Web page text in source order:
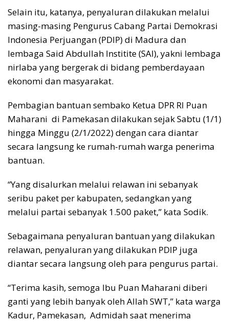
Selain itu, katanya, penyaluran dilakukan melalui
masing-masing Pengurus Cabang Partai Demokrasi
Indonesia Perjuangan (PDIP) di Madura dan
lembaga Said Abdullah Institite (SAI), yakni lembaga
nirlaba yang bergerak di bidang pemberdayaan
ekonomi dan masyarakat.
Pembagian bantuan sembako Ketua DPR RI Puan
Maharani di Pamekasan dilakukan sejak Sabtu (1/1)
hingga Minggu (2/1/2022) dengan cara diantar
secara langsung ke rumah-rumah warga penerima
bantuan.
“Yang disalurkan melalui relawan ini sebanyak
seribu paket per kabupaten, sedangkan yang
melalui partai sebanyak 1.500 paket,” kata Sodik.
Sebagaimana penyaluran bantuan yang dilakukan
relawan, penyaluran yang dilakukan PDIP juga
diantar secara langsung oleh para pengurus partai.
“Terima kasih, semoga Ibu Puan Maharani diberi
ganti yang lebih banyak oleh Allah SWT,” kata warga
Kadur, Pamekasan, Admidah saat menerima